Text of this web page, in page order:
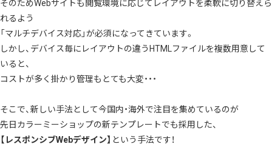
そのためWebサイトも閲覧環境に応じてレイアウトを柔軟に切り替えら
れるよう
「マルチデバイス対応」が必須になってきています。
しかし、デバイス毎にレイアウトの違うHTMLファイルを複数用意して
いると、
コストが多く掛かり管理もとても大変・・・
そこで、新しい手法として今国内・海外で注目を集めているのが
先日カラーミーショップの新テンプレートでも採用した、
【レスポンシブWebデザイン】 という手法です！